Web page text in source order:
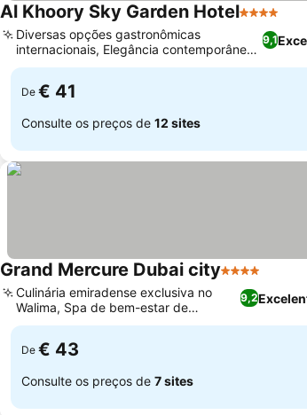
Al Khoory Sky Garden Hotel4 Estrelas
9,1
Diversas opções gastronômicas
internacionais, Elegância contemporânea
com toques verdes
De € 41
Consulte os preços de 12 sites
Grand Mercure Dubai city4 Estrelas
9,2
Culinária emiradense exclusiva no
Walima, Spa de bem-estar de
inspiração árabe
De € 43
Consulte os preços de 7 sites